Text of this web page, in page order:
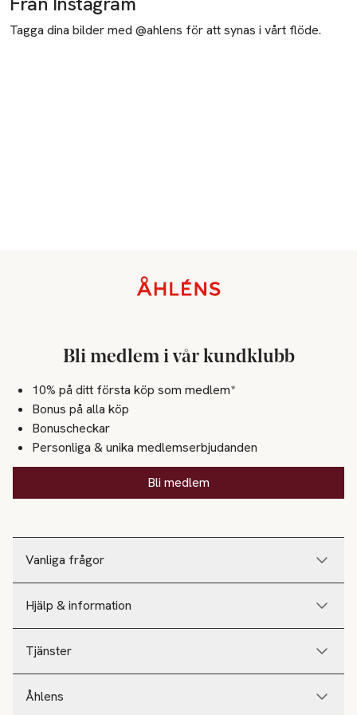
Tagga dina bilder med @ahlens för att synas i vårt flöde.
Vanliga frågor
Hjälp & information
Tjänster
Åhlens
Bli medlem i vår kundklubb
10% på ditt första köp som medlem*
Bonus på alla köp
Bonuscheckar
Personliga & unika medlemserbjudanden
Bli medlem